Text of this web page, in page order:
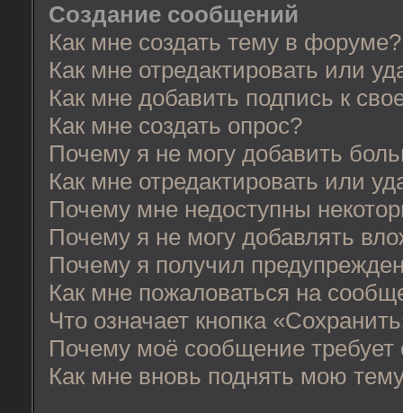
Создание сообщений
Как мне создать тему в форуме?
Как мне отредактировать или
Как мне добавить подпись к
Как мне создать опрос?
Почему я не могу добавить
Как мне отредактировать или
Почему мне недоступны
Почему я не могу добавлять
Почему я получил
Как мне пожаловаться на
Что означает кнопка
Почему моё сообщение требует
Как мне вновь поднять мою